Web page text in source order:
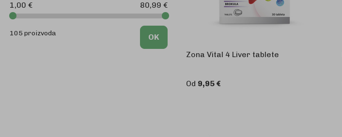
Zona Vital 4 Liver tablete
Od 9,95 €
1,00 € 80,99 €
105 proizvoda OK